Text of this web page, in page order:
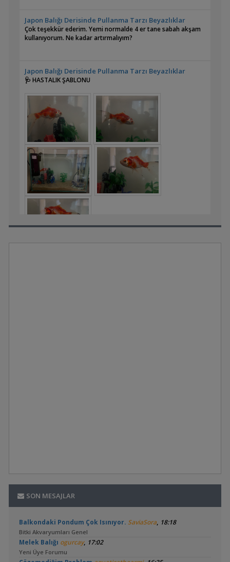
Japon Balığı Derisinde Pullanma Tarzı Beyazlıklar
Çok teşekkür ederim. Yemi normalde 4 er tane sabah akşam
kullanıyorum. Ne kadar artırmalıyım?
Japon Balığı Derisinde Pullanma Tarzı Beyazlıklar
🩺 HASTALIK ŞABLONU
SON MESAJLAR
Balkondaki Pondum Çok Isınıyor. SaviaSora, 18:18
Bitki Akvaryumları Genel
Melek Balığı ogurcay, 17:02
Yeni Üye Forumu